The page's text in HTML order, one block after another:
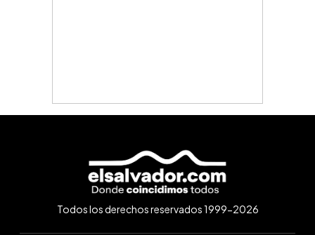
Todos los derechos reservados 1999-2026